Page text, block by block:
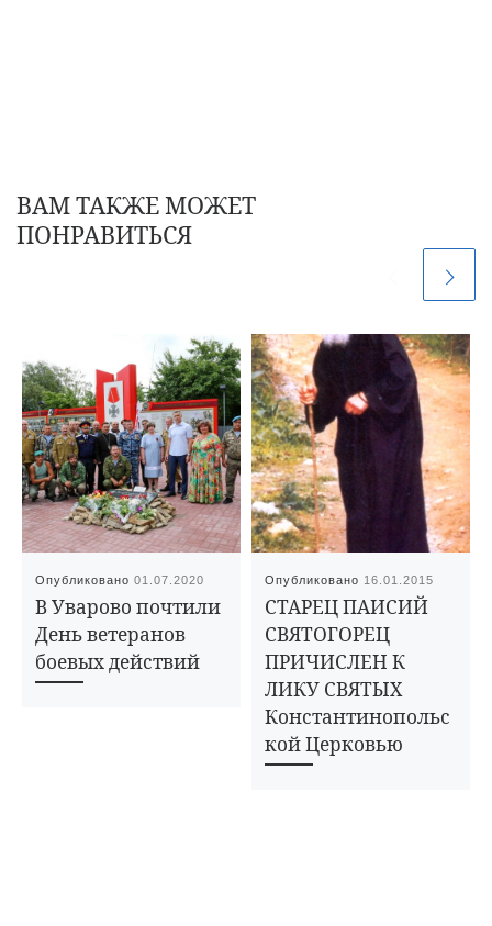
ВАМ ТАКЖЕ МОЖЕТ
ПОНРАВИТЬСЯ
Опубликовано01.07.2020
В Уварово почтили
День ветеранов
боевых действий
Опубликовано 16.01.2015
СТАРЕЦ ПАИСИЙ
СВЯТОГОРЕЦ
ПРИЧИСЛЕН К
ЛИКУ СВЯТЫХ
Константинопольс
кой Церковью